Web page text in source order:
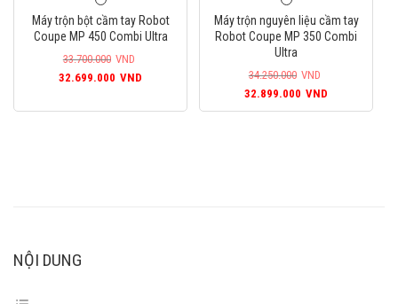
68.200.000VND.
62.899.000VND.
Máy trộn bột cầm tay Robot
Coupe MP 450 Combi Ultra
33.700.000 VND
Giá
là:
32.699.000 VND
tại
Máy trộn nguyên liệu cầm tay
Robot Coupe MP 350 Combi
Ultra
34.250.000 VND
Giá
gốc
32.899.000 VND
hiện
NỘI DUNG